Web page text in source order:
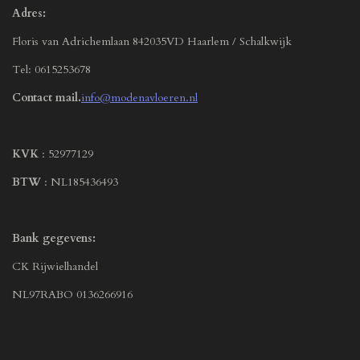
Adres:
Floris van Adrichemlaan 842035VD Haarlem / Schalkwijk
Tel: 0615253678
Contact mail.info@modenavloeren.nl
KVK : 52977129
BTW : NL185436493
Bank gegevens:
CK Rijwielhandel
NL97RABO 0136266916